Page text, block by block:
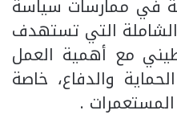
في ممارسات سياسة
التي تستهدف
مع أهمية العمل
والدفاع، خاصة
.